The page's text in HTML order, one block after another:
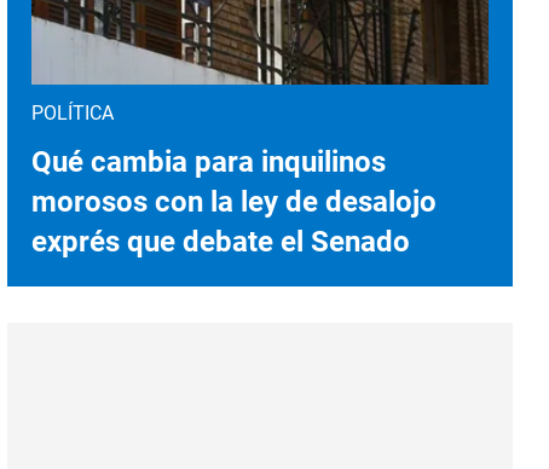
POLÍTICA
Qué cambia para inquilinos
morosos con la ley de desalojo
exprés que debate el Senado